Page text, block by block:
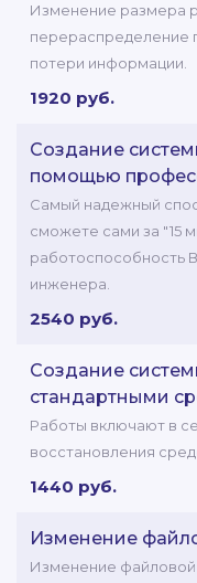
Изменение размера
перераспределение
потери информации.
1920 руб.
Создание
помощью
Самый надежный
сможете сами за "15
работоспособность
инженера.
2540 руб.
Создание
стандартными
Работы включают в
восстановления
1440 руб.
Изменение
Изменение файловой